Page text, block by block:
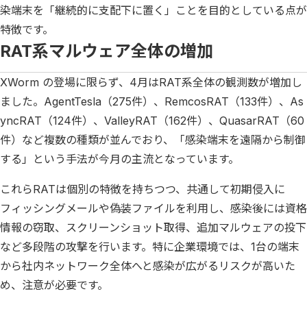
染端末を「継続的に支配下に置く」ことを目的としている点が
特徴です。
RAT系マルウェア全体の増加
XWorm の登場に限らず、4月はRAT系全体の観測数が増加し
ました。AgentTesla（275件）、RemcosRAT（133件）、As
yncRAT（124件）、ValleyRAT（162件）、QuasarRAT（60
件）など複数の種類が並んでおり、「感染端末を遠隔から制御
する」という手法が今月の主流となっています。
これらRATは個別の特徴を持ちつつ、共通して初期侵入に
フィッシングメールや偽装ファイルを利用し、感染後には資格
情報の窃取、スクリーンショット取得、追加マルウェアの投下
など多段階の攻撃を行います。特に企業環境では、1台の端末
から社内ネットワーク全体へと感染が広がるリスクが高いた
め、注意が必要です。